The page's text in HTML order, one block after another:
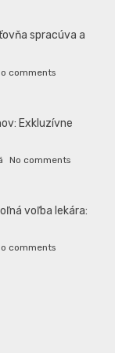
spracúva a
comments
Exkluzívne
No comments
voľba lekára:
comments